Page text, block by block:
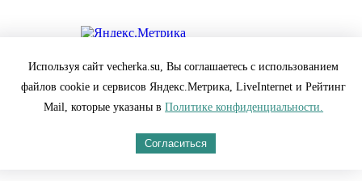
Все права защищены и охраняются законом.
При полном или частичном использовании материалов
ссылка на vecherka.su обязательна ( в интернете-гиперссылка).
информации, содержащейся в рекламных объявлениях.
Настоящий ресурс может содержать материалы 18+
Используя сайт vecherka.su, Вы соглашаетесь с использованием
файлов cookie и сервисов Яндекс.Метрика, LiveInternet и Рейтинг
Mail, которые указаны вПолитике конфиденциальности.
Согласиться